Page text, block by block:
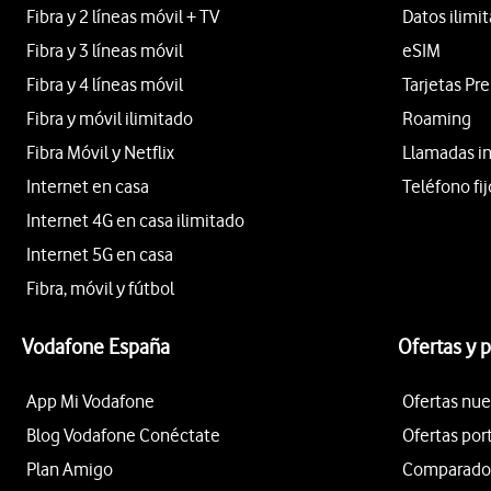
Fibra y 2 líneas móvil + TV
Fibra y 3 líneas móvil
Fibra y 4 líneas móvil
Fibra y móvil ilimitado
Fibra Móvil y Netflix
Internet en casa
Internet 4G en casa ilimitado
Internet 5G en casa
Fibra, móvil y fútbol
Datos
eSIM
Tarjetas
Roaming
Llamadas
Teléfono
Vodafone España
App Mi Vodafone
Blog Vodafone Conéctate
Plan Amigo
Ofertas y
Ofertas
Ofertas